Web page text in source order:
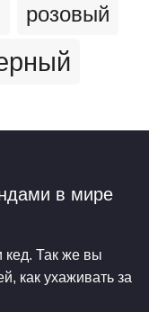
розовый
в мире
кед. Так же вы
как ухаживать за